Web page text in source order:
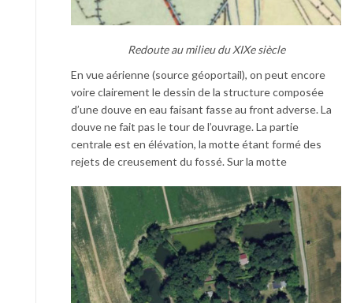
Redoute au milieu du XIXe siècle
En vue aérienne (source géoportail), on peut encore
voire clairement le dessin de la structure composée
d’une douve en eau faisant fasse au front adverse. La
douve ne fait pas le tour de l’ouvrage. La partie
centrale est en élévation, la motte étant formé des
rejets de creusement du fossé. Sur la motte